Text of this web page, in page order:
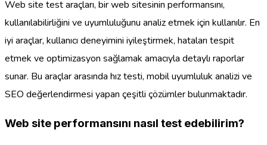
Web site test araçları, bir web sitesinin performansını,
kullanılabilirliğini ve uyumluluğunu analiz etmek için kullanılır. En
iyi araçlar, kullanıcı deneyimini iyileştirmek, hataları tespit
etmek ve optimizasyon sağlamak amacıyla detaylı raporlar
sunar. Bu araçlar arasında hız testi, mobil uyumluluk analizi ve
SEO değerlendirmesi yapan çeşitli çözümler bulunmaktadır.
Web site performansını nasıl test edebilirim?